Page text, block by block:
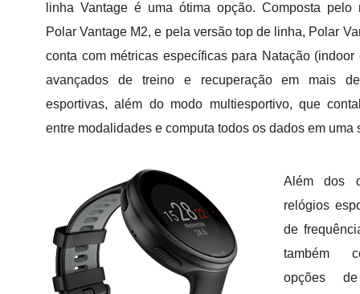
linha Vantage é uma ótima opção. Composta pelo
Polar Vantage M2, e pela versão top de linha, Polar
conta com métricas específicas para Natação (indoor
avançados de treino e recuperação em mais
esportivas, além do modo multiesportivo, que
entre modalidades e computa todos os dados em uma
Além dos
relógios
de
também
opções